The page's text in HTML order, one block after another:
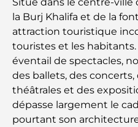
Best Schools in
Families
Que faire à Dubaï en
profiter de la chaleur
Cadeaux de luxe pour
présents
la Burj Khalifa et de la
attraction touristique
touristes et les
éventail de spectacles,
des ballets, des
théâtrales et des
dépasse largement le
pourtant son